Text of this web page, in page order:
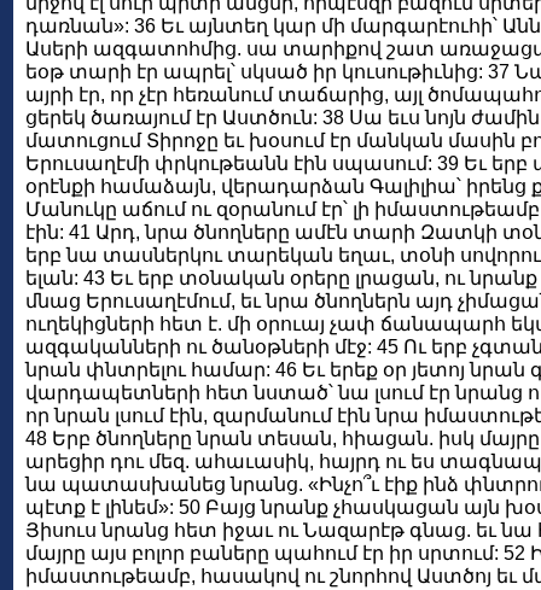
դառնան»: 36 Եւ այնտեղ կար մի մարգարէուհի՝
Ասերի ազգատոհմից. սա տարիքով շատ
եօթ տարի էր ապրել՝ սկսած իր կուսութիւնից: 37
այրի էր, որ չէր հեռանում տաճարից, այլ
ցերեկ ծառայում էր Աստծուն: 38 Սա եւս նոյն
մատուցում Տիրոջը եւ խօսում էր մանկան մասին
Երուսաղէմի փրկութեանն էին սպասում: 39 Եւ
օրէնքի համաձայն, վերադարձան Գալիլիա՝ իրենց
Մանուկը աճում ու զօրանում էր՝ լի
էին: 41 Արդ, նրա ծնողները ամէն տարի Զատկի
երբ նա տասներկու տարեկան եղաւ, տօնի
ելան: 43 Եւ երբ տօնական օրերը լրացան, ու
մնաց Երուսաղէմում, եւ նրա ծնողներն այդ
ուղեկիցների հետ է. մի օրուայ չափ ճանապարհ
ազգականների ու ծանօթների մէջ: 45 Ու երբ
նրան փնտրելու համար: 46 Եւ երեք օր յետոյ
վարդապետների հետ նստած՝ նա լսում էր նրանց
որ նրան լսում էին, զարմանում էին նրա
48 Երբ ծնողները նրան տեսան, հիացան. իսկ մայրը
արեցիր դու մեզ. ահաւասիկ, հայրդ ու ես
նա պատասխանեց նրանց. «Ինչո՞ւ էիք ինձ
պէտք է լինեմ»: 50 Բայց նրանք չհասկացան այն
Յիսուս նրանց հետ իջաւ ու Նազարէթ գնաց. եւ
մայրը այս բոլոր բաները պահում էր իր սրտում: 52
իմաստութեամբ, հասակով ու շնորհով Աստծոյ եւ